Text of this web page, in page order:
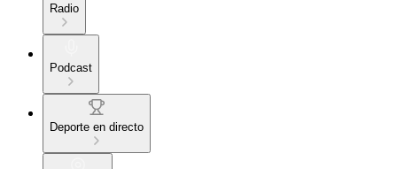
Radio
Podcast
Deporte en directo